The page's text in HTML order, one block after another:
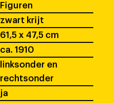
Figuren
zwart krijt
61,5 x 47,5 cm
ca. 1910
linksonder en
rechtsonder
ja